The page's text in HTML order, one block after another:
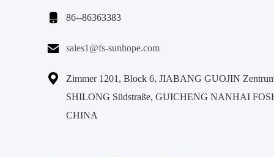
 86--86363383
 sales1@fs-sunhope.com

Zimmer 1201, Block 6, JIABANG GUOJIN
SHILONG Südstraße, GUICHENG NANHAI
CHINA